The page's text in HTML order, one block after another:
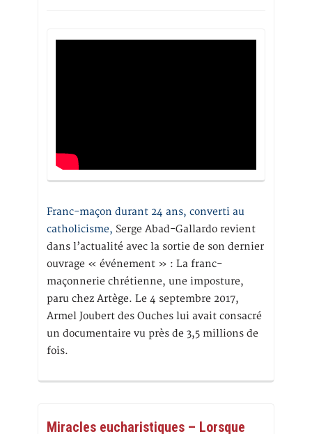
Franc-maçon durant 24 ans, converti au
catholicisme, Serge Abad-Gallardo revient
dans l’actualité avec la sortie de son dernier
ouvrage « événement » : La franc-
maçonnerie chrétienne, une imposture,
paru chez Artège. Le 4 septembre 2017,
Armel Joubert des Ouches lui avait consacré
un documentaire vu près de 3,5 millions de
fois.
Miracles eucharistiques – Lorsque